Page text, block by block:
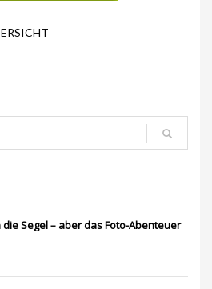
Segel – aber das Foto-Abenteuer